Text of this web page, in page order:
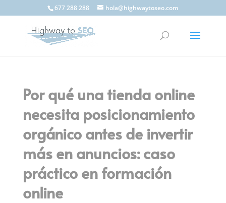
677 288 288 hola@highwaytoseo.com
Por qué una tienda online
necesita posicionamiento
orgánico antes de invertir
más en anuncios: caso
práctico en formación
online